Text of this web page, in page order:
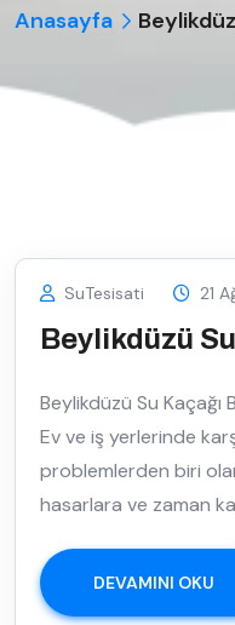
Anasayfa
SuTesisati 21
Beylikdüzü
Beylikdüzü Su Kaçağı
Ev ve iş yerlerinde
problemlerden biri
hasarlara ve zaman
DEVAMINI OKU